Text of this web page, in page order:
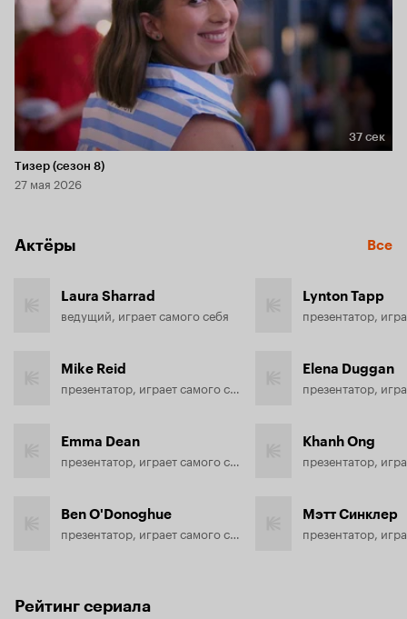
Длительность 37 сек
37 сек
Тизер (сезон 8)
27 мая 2026
Актёры Все
Laura Sharrad
ведущий, играет самого себя
Mike Reid
Emma Dean
Ben O'Donoghue
Lynton Tapp
Elena Duggan
Khanh Ong
Мэтт Синклер
Рейтинг сериала